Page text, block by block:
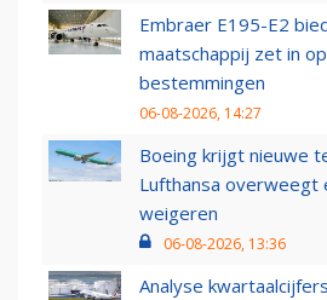
Embraer E195-E2
maatschappij zet in
bestemmingen
06-08-2026, 14:27
Boeing krijgt nieuwe
Lufthansa overweegt
weigeren
06-08-2026, 13:36
Analyse